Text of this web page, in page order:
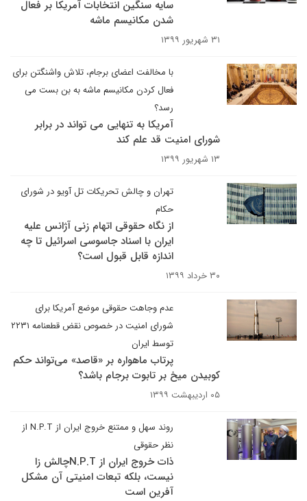
سایه سنگین انتخابات آمریکا بر فعال
شدن مکانیسم ماشه
۳۱ شهریور ۱۳۹۹
با مخالفت اعضای برجام، تلاش واشنگتن برای
فعال کردن مکانیسم ماشه به بن بست می
رسد؟
آمریکا به تنهایی می تواند در برابر
شورای امنیت قد علم کند
۱۳ شهریور ۱۳۹۹
تهران و چالش تحریکات تل آویو در شورای
حکام
از نگاه حقوقی اتهام زنی آژانس علیه
ایران با اسناد جاسوسی اسرائیل تا چه
اندازه قابل قبول است؟
۳۰ خرداد ۱۳۹۹
عدم وجاهت حقوقی موضع آمریکا برای
شورای امنیت در خصوص نقض قطعنامه ۲۲۳۱
توسط ایران
پرتاب ماهواره بر «قاصد» می‌تواند حکم
کوبیدن میخ بر تابوت برجام باشد؟
۰۵ اردیبهشت ۱۳۹۹
روند سهل و ممتنع خروج ایران از N.P.T از
نظر حقوقی
ذات خروج ایران از N.P.Tچالش زا
نیست، بلکه تبعات امنیتی آن مشکل
آفرین است